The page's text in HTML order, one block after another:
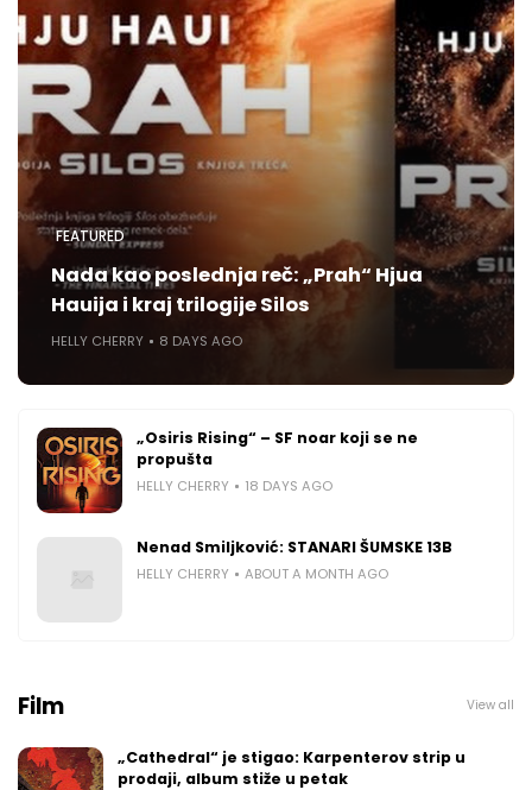
FEATURED
Nada kao poslednja reč: „Prah“ Hjua
Hauija i kraj trilogije Silos
HELLY CHERRY 8 DAYS AGO
„Osiris Rising“ – SF noar koji se ne
propušta
HELLY CHERRY 18 DAYS AGO
Nenad Smiljković: STANARI ŠUMSKE 13B
HELLY CHERRY ABOUT A MONTH AGO
Film View all
„Cathedral“ je stigao: Karpenterov strip u
prodaji, album stiže u petak